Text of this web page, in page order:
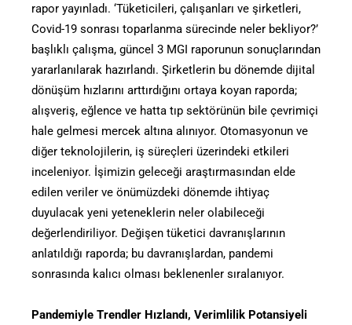
rapor yayınladı. ‘Tüketicileri, çalışanları ve şirketleri,
Covid-19 sonrası toparlanma sürecinde neler bekliyor?’
başlıklı çalışma, güncel 3 MGI raporunun sonuçlarından
yararlanılarak hazırlandı. Şirketlerin bu dönemde dijital
dönüşüm hızlarını arttırdığını ortaya koyan raporda;
alışveriş, eğlence ve hatta tıp sektörünün bile çevrimiçi
hale gelmesi mercek altına alınıyor. Otomasyonun ve
diğer teknolojilerin, iş süreçleri üzerindeki etkileri
inceleniyor. İşimizin geleceği araştırmasından elde
edilen veriler ve önümüzdeki dönemde ihtiyaç
duyulacak yeni yeteneklerin neler olabileceği
değerlendiriliyor. Değişen tüketici davranışlarının
anlatıldığı raporda; bu davranışlardan, pandemi
sonrasında kalıcı olması beklenenler sıralanıyor.
Pandemiyle Trendler Hızlandı, Verimlilik Potansiyeli